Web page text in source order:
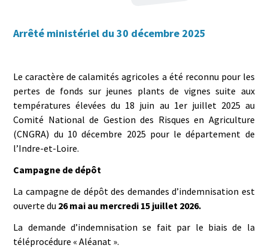
Arrêté ministériel du 30 décembre 2025
Le caractère de calamités agricoles a été reconnu pour les
pertes de fonds sur jeunes plants de vignes suite aux
températures élevées du 18 juin au 1er juillet 2025 au
Comité National de Gestion des Risques en Agriculture
(CNGRA) du 10 décembre 2025 pour le département de
l’Indre-et-Loire.
Campagne de dépôt
La campagne de dépôt des demandes d’indemnisation est
ouverte du 26 mai au mercredi 15 juillet 2026.
La demande d’indemnisation se fait par le biais de la
téléprocédure « Aléanat ».